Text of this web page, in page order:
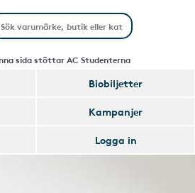
sida stöttar AC Studenterna
Biobiljetter
Kampanjer
Logga in